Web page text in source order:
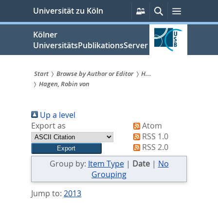
springen
Universität zu Köln
Persönliche
Services
SucheMenü
Kölner
UniversitätsPublikationsServer
Sie
sind
hier:
Start Browse by Author or Editor
H...
Hagen, Robin von
Up a level
Export as
Atom
RSS 1.0
RSS 2.0
Group by: Item Type| Date| No
Grouping
Jump to: 2013